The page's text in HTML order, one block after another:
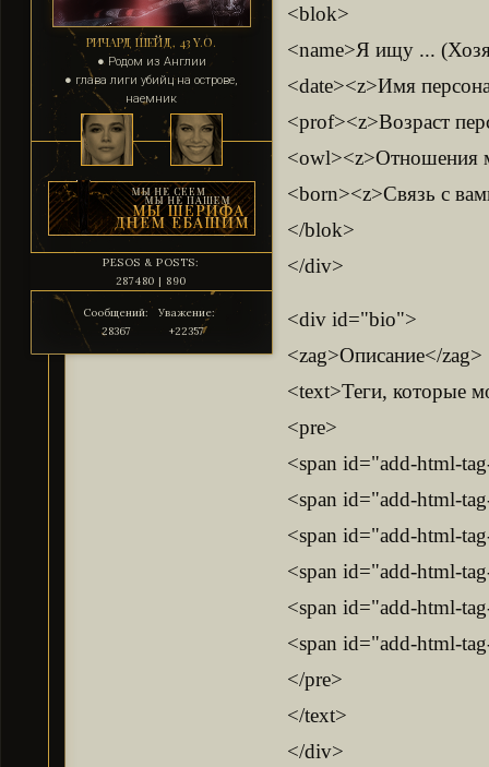
РИЧАРД ШЕЙД, 43 Y.O.
● Родом из Англии
● глава лиги убийц на острове,
наемник
PESOS & POSTS:
287480 | 890
Сообщений:
28367
Уважение:
+22357
<blok>
<name>Я ищу ...
<date><z>Имя
<prof><z>Возраст
<owl><z>Отношения
<born><z>Связь с
</blok>
</div>
<div id="bio">
<zag>Описание</zag>
<text>Теги, которые
<pre>
<span id="add-html-
<span id="add-html-
<span id="add-html-
<span id="add-html-
<span id="add-html-
<span id="add-html-
</pre>
</text>
</div>